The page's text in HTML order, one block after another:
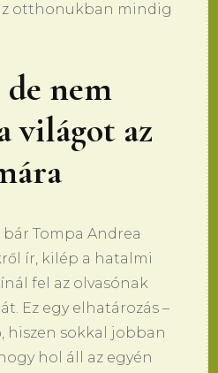
otthonukban mindig
nem
világot az
Tompa Andrea
ír, kilép a hatalmi
fel az olvasónak
Ez egy elhatározás –
hiszen sokkal jobban
hol áll az egyén